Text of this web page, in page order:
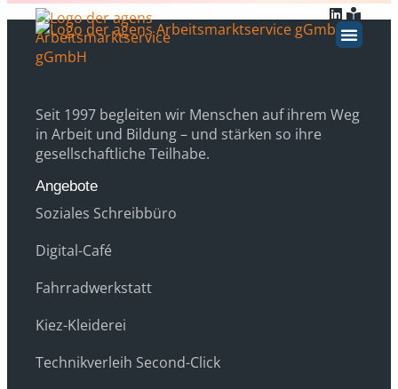
Inhalt
springen
Seit 1997 begleiten wir Menschen auf ihrem Weg
in Arbeit und Bildung – und stärken so ihre
gesellschaftliche Teilhabe.
Angebote
Soziales Schreibbüro
Digital-Café
Fahrradwerkstatt
Kiez-Kleiderei
Technikverleih Second-Click